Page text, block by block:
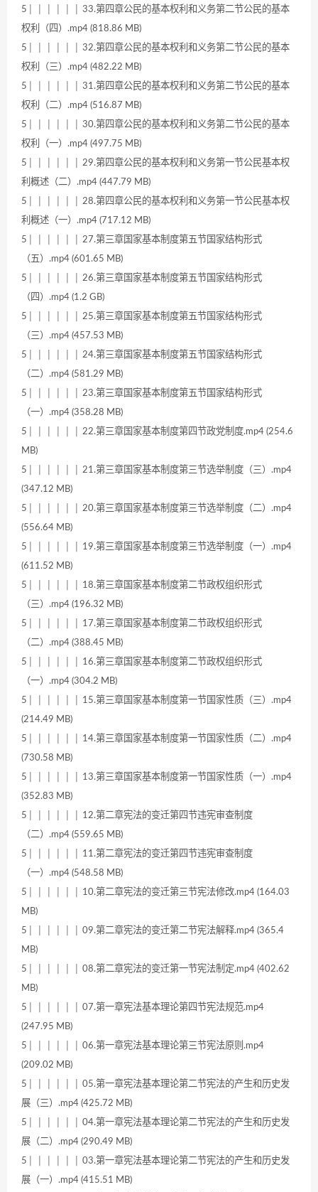
5│ │ │ │ │ │ 33.第四章公民的基本权利和义务第二节公民的基本
权利（四）.mp4 (818.86 MB)
5│ │ │ │ │ │ 32.第四章公民的基本权利和义务第二节公民的基本
权利（三）.mp4 (482.22 MB)
5│ │ │ │ │ │ 31.第四章公民的基本权利和义务第二节公民的基本
权利（二）.mp4 (516.87 MB)
5│ │ │ │ │ │ 30.第四章公民的基本权利和义务第二节公民的基本
权利（一）.mp4 (497.75 MB)
5│ │ │ │ │ │ 29.第四章公民的基本权利和义务第一节公民基本权
利概述（二）.mp4 (447.79 MB)
5│ │ │ │ │ │ 28.第四章公民的基本权利和义务第一节公民基本权
利概述（一）.mp4 (717.12 MB)
5│ │ │ │ │ │ 27.第三章国家基本制度第五节国家结构形式
（五）.mp4 (601.65 MB)
5│ │ │ │ │ │ 26.第三章国家基本制度第五节国家结构形式
（四）.mp4 (1.2 GB)
5│ │ │ │ │ │ 25.第三章国家基本制度第五节国家结构形式
（三）.mp4 (457.53 MB)
5│ │ │ │ │ │ 24.第三章国家基本制度第五节国家结构形式
（二）.mp4 (581.29 MB)
5│ │ │ │ │ │ 23.第三章国家基本制度第五节国家结构形式
（一）.mp4 (358.28 MB)
5│ │ │ │ │ │ 22.第三章国家基本制度第四节政党制度.mp4 (254.6
MB)
5│ │ │ │ │ │ 21.第三章国家基本制度第三节选举制度（三）.mp4
(347.12 MB)
5│ │ │ │ │ │ 20.第三章国家基本制度第三节选举制度（二）.mp4
(556.64 MB)
5│ │ │ │ │ │ 19.第三章国家基本制度第三节选举制度（一）.mp4
(611.52 MB)
5│ │ │ │ │ │ 18.第三章国家基本制度第二节政权组织形式
（三）.mp4 (196.32 MB)
5│ │ │ │ │ │ 17.第三章国家基本制度第二节政权组织形式
（二）.mp4 (388.45 MB)
5│ │ │ │ │ │ 16.第三章国家基本制度第二节政权组织形式
（一）.mp4 (304.2 MB)
5│ │ │ │ │ │ 15.第三章国家基本制度第一节国家性质（三）.mp4
(214.49 MB)
5│ │ │ │ │ │ 14.第三章国家基本制度第一节国家性质（二）.mp4
(730.58 MB)
5│ │ │ │ │ │ 13.第三章国家基本制度第一节国家性质（一）.mp4
(352.83 MB)
5│ │ │ │ │ │ 12.第二章宪法的变迁第四节违宪审查制度
（二）.mp4 (559.65 MB)
5│ │ │ │ │ │ 11.第二章宪法的变迁第四节违宪审查制度
（一）.mp4 (548.58 MB)
5│ │ │ │ │ │ 10.第二章宪法的变迁第三节宪法修改.mp4 (164.03
MB)
5│ │ │ │ │ │ 09.第二章宪法的变迁第二节宪法解释.mp4 (365.4
MB)
5│ │ │ │ │ │ 08.第二章宪法的变迁第一节宪法制定.mp4 (402.62
MB)
5│ │ │ │ │ │ 07.第一章宪法基本理论第四节宪法规范.mp4
(247.95 MB)
5│ │ │ │ │ │ 06.第一章宪法基本理论第三节宪法原则.mp4
(209.02 MB)
5│ │ │ │ │ │ 05.第一章宪法基本理论第二节宪法的产生和历史发
展（三）.mp4 (425.72 MB)
5│ │ │ │ │ │ 04.第一章宪法基本理论第二节宪法的产生和历史发
展（二）.mp4 (290.49 MB)
5│ │ │ │ │ │ 03.第一章宪法基本理论第二节宪法的产生和历史发
展（一）.mp4 (415.51 MB)